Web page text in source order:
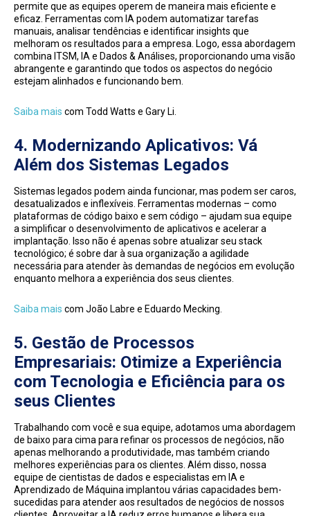
permite que as equipes operem de maneira mais eficiente e
eficaz. Ferramentas com IA podem automatizar tarefas
manuais, analisar tendências e identificar insights que
melhoram os resultados para a empresa. Logo, essa abordagem
combina ITSM, IA e Dados & Análises, proporcionando uma visão
abrangente e garantindo que todos os aspectos do negócio
estejam alinhados e funcionando bem.
Saiba mais com Todd Watts e Gary Li.
4. Modernizando Aplicativos: Vá
Além dos Sistemas Legados
Sistemas legados podem ainda funcionar, mas podem ser caros,
desatualizados e inflexíveis. Ferramentas modernas – como
plataformas de código baixo e sem código – ajudam sua equipe
a simplificar o desenvolvimento de aplicativos e acelerar a
implantação. Isso não é apenas sobre atualizar seu stack
tecnológico; é sobre dar à sua organização a agilidade
necessária para atender às demandas de negócios em evolução
enquanto melhora a experiência dos seus clientes.
Saiba mais com João Labre e Eduardo Mecking.
5. Gestão de Processos
Empresariais: Otimize a Experiência
com Tecnologia e Eficiência para os
seus Clientes
Trabalhando com você e sua equipe, adotamos uma abordagem
de baixo para cima para refinar os processos de negócios, não
apenas melhorando a produtividade, mas também criando
melhores experiências para os clientes. Além disso, nossa
equipe de cientistas de dados e especialistas em IA e
Aprendizado de Máquina implantou várias capacidades bem-
sucedidas para atender aos resultados de negócios de nossos